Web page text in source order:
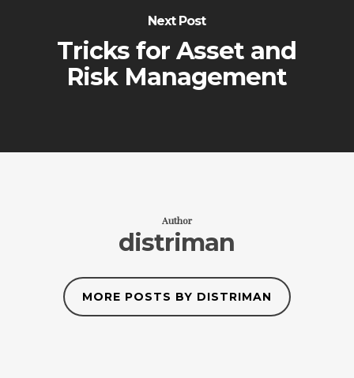
Next Post
Tricks for Asset and
Risk Management
Author
distriman
MORE POSTS BY DISTRIMAN